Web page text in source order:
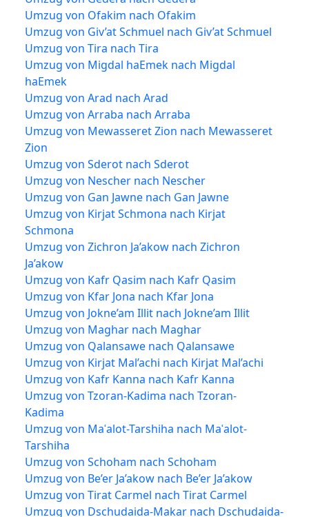
Umzug von Ofakim nach Ofakim
Umzug von Giv’at Schmuel nach Giv’at Schmuel
Umzug von Tira nach Tira
Umzug von Migdal haEmek nach Migdal
haEmek
Umzug von Arad nach Arad
Umzug von Arraba nach Arraba
Umzug von Mewasseret Zion nach Mewasseret
Zion
Umzug von Sderot nach Sderot
Umzug von Nescher nach Nescher
Umzug von Gan Jawne nach Gan Jawne
Umzug von Kirjat Schmona nach Kirjat
Schmona
Umzug von Zichron Ja’akow nach Zichron
Ja’akow
Umzug von Kafr Qasim nach Kafr Qasim
Umzug von Kfar Jona nach Kfar Jona
Umzug von Jokne’am Illit nach Jokne’am Illit
Umzug von Maghar nach Maghar
Umzug von Qalansawe nach Qalansawe
Umzug von Kirjat Mal’achi nach Kirjat Mal’achi
Umzug von Kafr Kanna nach Kafr Kanna
Umzug von Tzoran-Kadima nach Tzoran-
Kadima
Umzug von Maʿalot-Tarshiha nach Maʿalot-
Tarshiha
Umzug von Schoham nach Schoham
Umzug von Be’er Ja’akow nach Be’er Ja’akow
Umzug von Tirat Carmel nach Tirat Carmel
Umzug von Dschudaida-Makar nach Dschudaida-